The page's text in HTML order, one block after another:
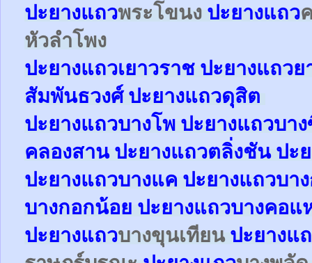
ปะยางแถวพระโขนง ปะยางแถว
หัวลำโพง
ปะยางแถวเยาวราช ปะยางแถวย
สัมพันธวงศ์ปะยางแถวดุสิต
ปะยางแถวบางโพ ปะยางแถวบา
คลองสาน ปะยางแถวตลิ่งชัน ปะ
ปะยางแถวบางแค ปะยางแถวบา
บางกอกน้อย ปะยางแถวบางคอแ
ปะยางแถวบางขุนเทียน ปะยางแ